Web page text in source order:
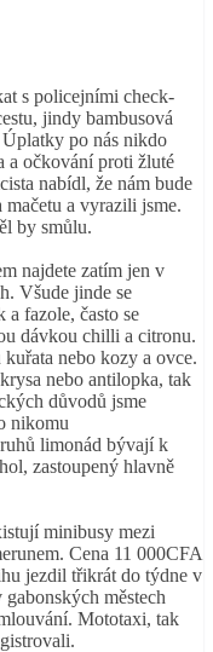
s policejními check-
jindy bambusová
po nás nikdo
a očkování proti žluté
nabídl, že nám bude
a vyrazili jsme.
by smůlu.
najdete zatím jen v
Všude jinde se
a fazole, často se
dávkou chilli a citronu.
nebo kozy a ovce.
nebo antilopka, tak
důvodů jsme
nikomu
limonád bývají k
zastoupený hlavně
minibusy mezi
Cena 11 000CFA
jezdil třikrát do týdne v
městech
Mototaxi, tak